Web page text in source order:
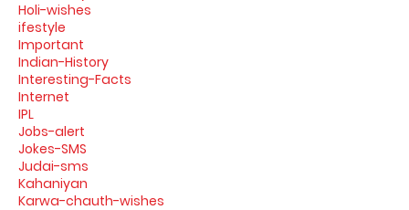
Holi-wishes
ifestyle
Important
Indian-History
Interesting-Facts
Internet
IPL
Jobs-alert
Jokes-SMS
Judai-sms
Kahaniyan
Karwa-chauth-wishes